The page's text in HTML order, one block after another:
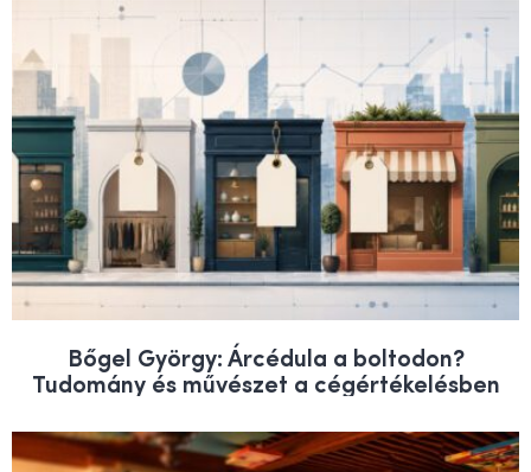
Bőgel György: Árcédula a boltodon?
Tudomány és művészet a cégértékelésben